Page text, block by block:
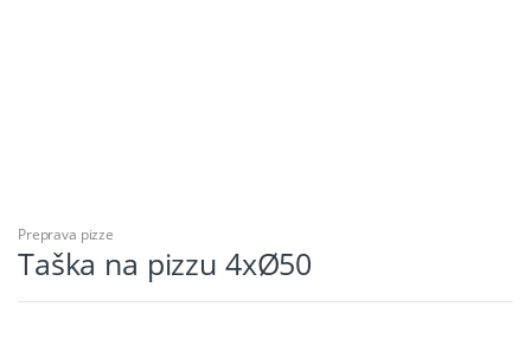
Preprava pizze
Taška na pizzu 4xØ50